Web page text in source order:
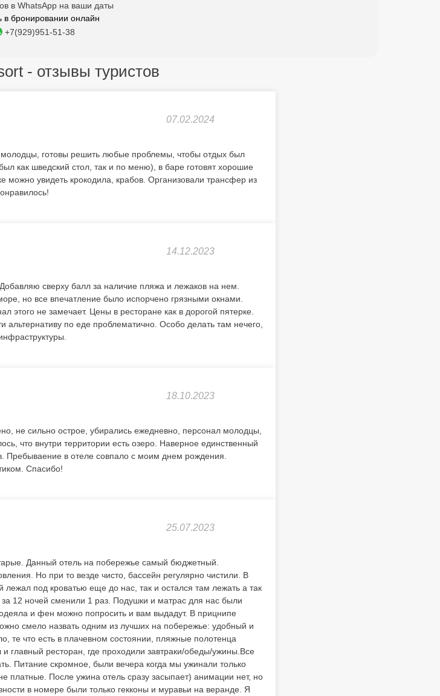
в WhatsApp на ваши даты
бронировании онлайн
+7(929)951-51-38
- отзывы туристов
07.02.2024
готовы решить любые проблемы, чтобы отдых был
как шведский стол, так и по меню), в баре готовят хорошие
можно увидеть крокодила, крабов. Организовали трансфер из
14.12.2023
сверху балл за наличие пляжа и лежаков на нем.
но все впечатление было испорчено грязными окнами.
этого не замечает. Цены в ресторане как в дорогой пятерке.
альтернативу по еде проблематично. Особо делать там нечего,
18.10.2023
не сильно острое, убирались ежедневно, персонал молодцы,
что внутри территории есть озеро. Наверное единственный
Пребываение в отеле совпало с моим днем рождения.
Спасибо!
25.07.2023
Данный отель на побережье самый бюджетный.
Но при то везде чисто, бассейн регулярно чистили. В
под кроватью еще до нас, так и остался там лежать а так
12 ночей сменили 1 раз. Подушки и матрас для нас были
и фен можно попросить и вам выдадут. В прицнипе
смело назвать одним из лучших на побережье: удобный и
те что есть в плачевном состоянии, пляжные полотенца
главный ресторан, где проходили завтраки/обеды/ужины.Все
Питание скромное, были вечера когда мы ужинали только
платные. После ужина отель сразу засыпает) анимации нет, но
в номере были только гекконы и муравьи на веранде. Я